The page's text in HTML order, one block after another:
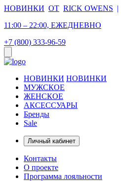
НОВИНКИ ОТ RICK OWENS |
11:00 – 22:00, ЕЖЕДНЕВНО
+7 (800) 333-96-59
НОВИНКИ НОВИНКИ
МУЖСКОЕ
ЖЕНСКОЕ
АКСЕССУАРЫ
Бренды
Sale
Личный кабинет
Контакты
О проекте
Программа лояльности